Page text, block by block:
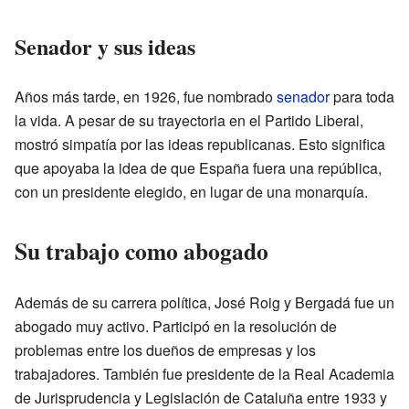
Senador y sus ideas
Años más tarde, en 1926, fue nombradosenadorpara toda
la vida. A pesar de su trayectoria en el Partido Liberal,
mostró simpatía por las ideas republicanas. Esto significa
que apoyaba la idea de que España fuera una república,
con un presidente elegido, en lugar de una monarquía.
Su trabajo como abogado
Además de su carrera política, José Roig y Bergadá fue un
abogado muy activo. Participó en la resolución de
problemas entre los dueños de empresas y los
trabajadores. También fue presidente de la Real Academia
de Jurisprudencia y Legislación de Cataluña entre 1933 y